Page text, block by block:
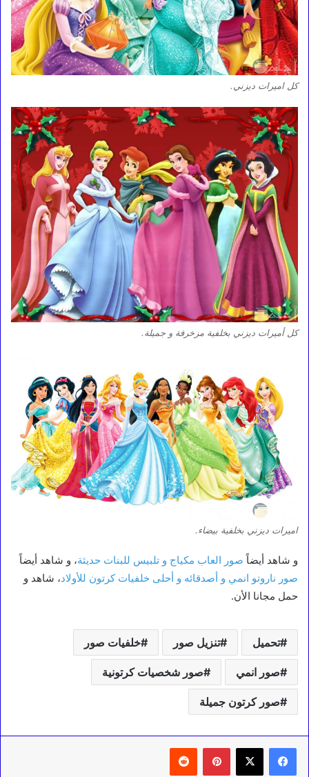
كل اميرات ديزني.
كل أميرات ديزني بخلفية مزخرفة و جميلة.
اميرات ديزني بخلفية بيضاء.
و شاهد أيضاً صور العاب مكياج و تلبيس للبنات حديثة، و شاهد أيضاً
صور ناروتو انمي و أصدقائه و أحلى خلفيات كرتون للأولاد، شاهد و
حمل مجانا الأن.
تحميل تنزيل صور خلفيات صور
صور انمي صور شخصيات كرتونية
صور كرتون جميلة
بينتيريست